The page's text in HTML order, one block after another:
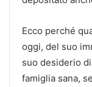
Ecco perché
oggi, del suo
suo desiderio
famiglia sana,